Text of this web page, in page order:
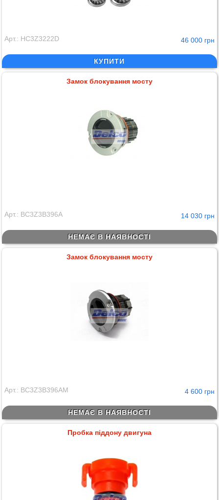
Арт.: HC3Z3222D 46 000 грн
КУПИТИ
Замок блокування мосту
Арт.: BC3Z3B396A 14 030 грн
НЕМАЄ В НАЯВНОСТІ
Замок блокування мосту
Арт.: BC3Z3B396AM 4 600 грн
НЕМАЄ В НАЯВНОСТІ
Пробка піддону двигуна